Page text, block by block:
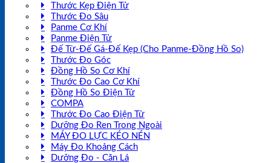
Thước Kẹp Điện Tử
Thước Đo Sâu
Panme Cơ Khí
Panme Điện Tử
Đế Từ-Đế Gá-Đế Kẹp (Cho Panme-Đồng Hồ So)
Thước Đo Góc
Đồng Hồ So Cơ Khí
Thước Đo Cao Cơ Khí
Đồng Hồ So Điện Tử
COMPA
Thước Đo Cao Điện Tử
Dưỡng Đo Ren Trong Ngoài
MÁY ĐO LỰC KÉO NÉN
Máy Đo Khoảng Cách
Dưỡng Đo - Căn Lá